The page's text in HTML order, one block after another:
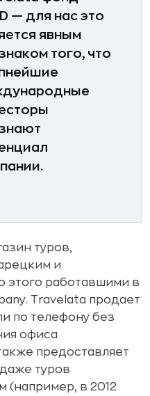
— для нас это
явным
того, что
туров,
и
этого работавшими в
Travelata продает
по телефону без
офиса
предоставляет
туров
(например, в 2012